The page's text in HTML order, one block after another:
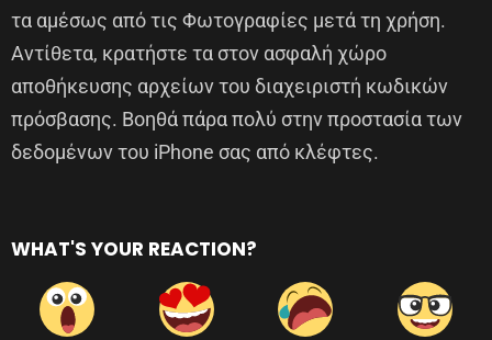
τα αμέσως από τις Φωτογραφίες μετά τη χρήση.
Αντίθετα, κρατήστε τα στον ασφαλή χώρο
αποθήκευσης αρχείων του διαχειριστή κωδικών
πρόσβασης. Βοηθά πάρα πολύ στην προστασία των
δεδομένων του iPhone σας από κλέφτες.
WHAT'S YOUR REACTION?